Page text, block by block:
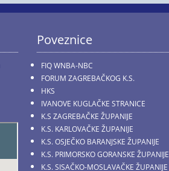
Poveznice
FIQ WNBA-NBC
FORUM ZAGREBAČKOG K.S.
HKS
IVANOVE KUGLAČKE STRANICE
K.S ZAGREBAČKE ŽUPANIJE
K.S. KARLOVAČKE ŽUPANIJE
K.S. OSJEČKO BARANJSKE ŽUPANIJE
K.S. PRIMORSKO GORANSKE ŽUPANIJE
K.S. SISAČKO-MOSLAVAČKE ŽUPANIJE